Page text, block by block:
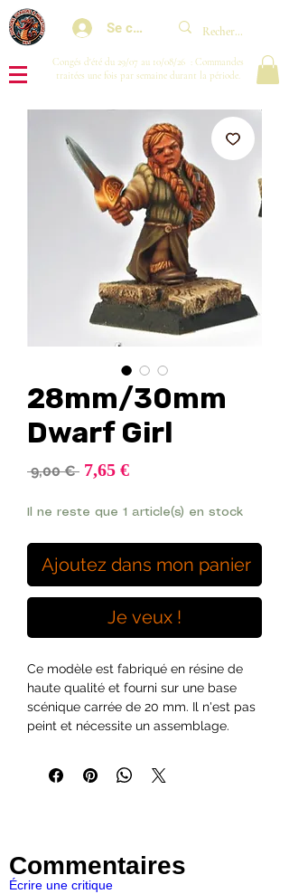
Se connecter
Congés d'été du 29/07 au 10/08/26 : Commandes
traitées une fois par semaine durant la période.
28mm/30mm
Dwarf Girl
9,00 € Prix
7,65 €Prix
Il ne reste que 1 article(s) en stock
Ajoutez dans mon panier
Je veux !
Ce modèle est fabriqué en résine de
haute qualité et fourni sur une base
scénique carrée de 20 mm. Il n'est pas
peint et nécessite un assemblage.
Commentaires
Écrire une critique